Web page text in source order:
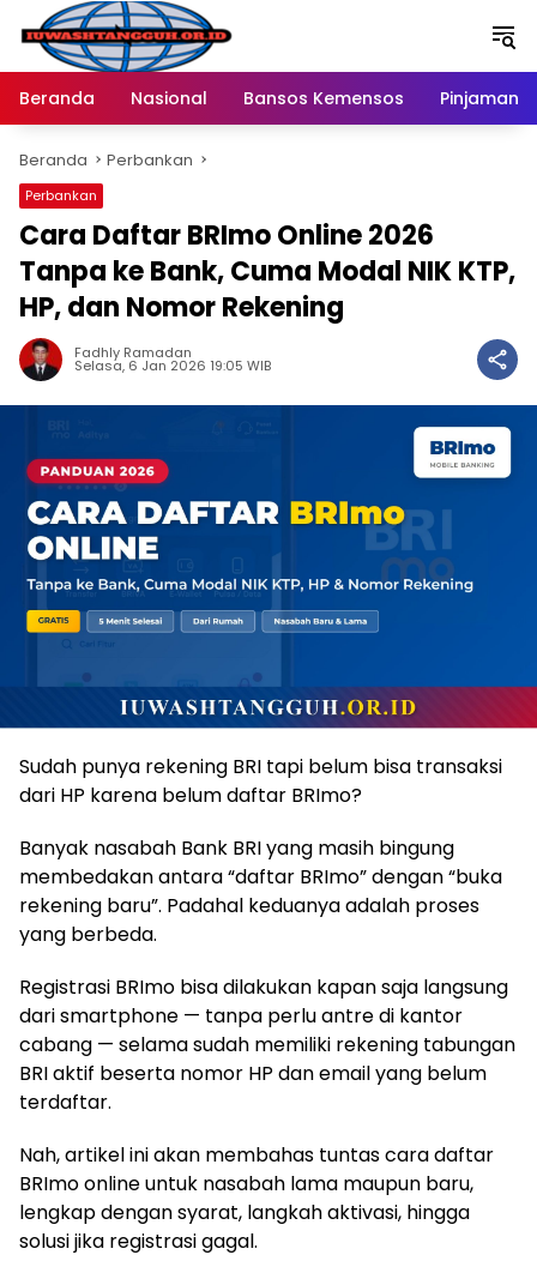
Langsung
konten
Beranda
Nasional Bansos Kemensos Pinjaman
Beranda Perbankan
Perbankan
Cara Daftar BRImo Online 2026
Tanpa ke Bank, Cuma Modal NIK KTP,
HP, dan Nomor Rekening
Fadhly Ramadan
Selasa, 6 Jan 2026 19:05 WIB
Sudah punya rekening BRI tapi belum bisa transaksi
dari HP karena belum daftar BRImo?
Banyak nasabah Bank BRI yang masih bingung
membedakan antara “daftar BRImo” dengan “buka
rekening baru”. Padahal keduanya adalah proses
yang berbeda.
Registrasi BRImo bisa dilakukan kapan saja langsung
dari smartphone — tanpa perlu antre di kantor
cabang — selama sudah memiliki rekening tabungan
BRI aktif beserta nomor HP dan email yang belum
terdaftar.
Nah, artikel ini akan membahas tuntas cara daftar
BRImo online untuk nasabah lama maupun baru,
lengkap dengan syarat, langkah aktivasi, hingga
solusi jika registrasi gagal.